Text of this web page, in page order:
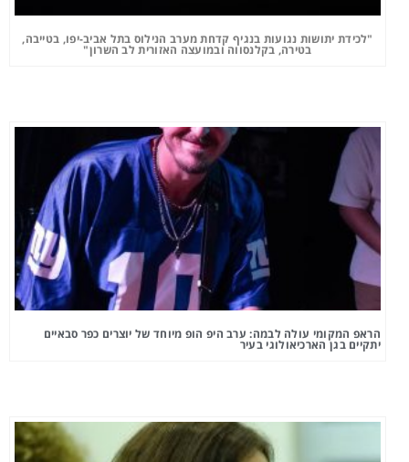
"לכידת יתושות נגועות בנגיף קדחת מערב הנילוס בתל אביב-יפו, בטייבה,
בטירה, בקלנסווה ובמועצה האזורית לב השרון"
הראפ המקומי עולה לבמה: ערב היפ הופ מיוחד של יוצרים כפר סבאיים
יתקיים בגן הארכיאולוגי בעיר